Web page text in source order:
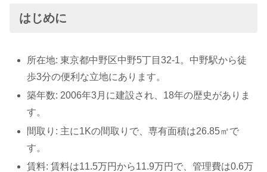
はじめに
所在地: 東京都中野区中野5丁目32-1。中野駅から徒
歩3分の便利な立地にあります。
築年数: 2006年3月に建設され、18年の歴史がありま
す。
間取り: 主に1Kの間取りで、専有面積は26.85㎡で
す。
賃料: 賃料は11.5万円から11.9万円で、管理費は0.6万